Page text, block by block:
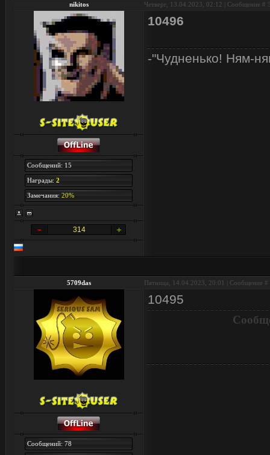
nikitos Четверг, 13.04.2023, 02:12 | Сообщение #
Сообщений: 15
Награды: 2
Замечания: 20%
314
10496
-"Чудненько! Ням-
5709das Пятница, 14.04.2023, 20:01 | Сообщение #
Сообщений: 78
10495